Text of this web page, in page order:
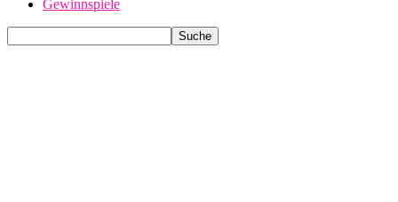
Gewinnspiele